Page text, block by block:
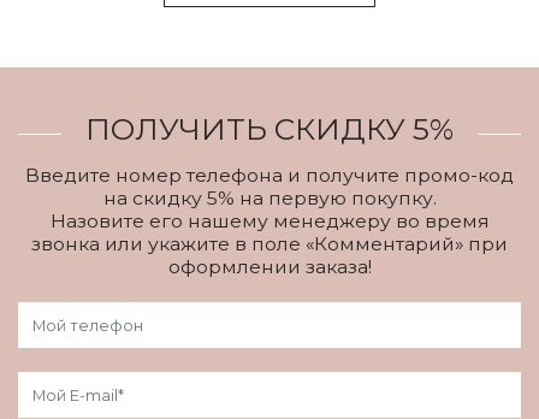
ПОЛУЧИТЬ СКИДКУ 5%
Введите номер телефона и получите промо-код
на скидку 5% на первую покупку.
Назовите его нашему менеджеру во время
звонка или укажите в поле «Комментарий» при
оформлении заказа!